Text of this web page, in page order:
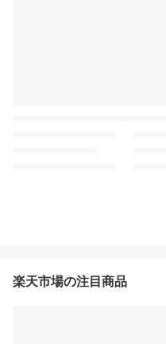
楽天市場の注目商品